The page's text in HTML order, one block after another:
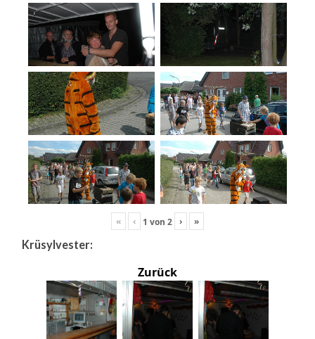
« ‹ 1 von 2 › »
Krüsylvester:
Zurück